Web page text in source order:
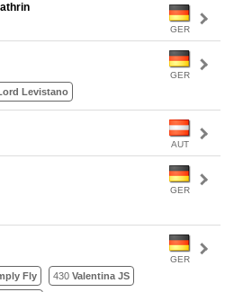
GER
GER
Levistano
AUT
GER
GER
Fly 430 Valentina JS